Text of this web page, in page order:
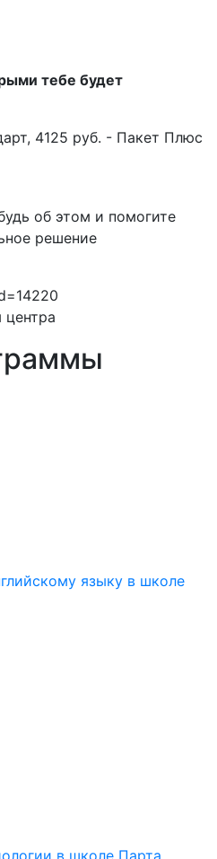
тебе будет
4125 руб. - Пакет Плюс
об этом и помогите
решение
языку в школе
в школе Парта